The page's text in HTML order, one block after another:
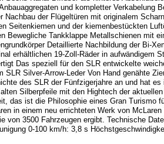
und kompletter Verkabelung
der Flügeltüren mit originalem
Seitenkiemen und der kiemenbestückten
Tankklappe Metallschienen mit
Detaillierte Nachbildung der Bi-
erhältlichen 19-Zoll-Räder in aufwändigem
Das speziell für den SLR entwickelte
Silver-Arrow-Leder Von Hand genähte
des SLR der Fünfzigerjahre an und hat
Silberpfeile mit den Hightech der
das ist die Philosophie eines Gran Turismo
in einem neu errichteten Werk von
3500 Fahrzeugen ergibt. Technische
0-100 km/h: 3,8 s